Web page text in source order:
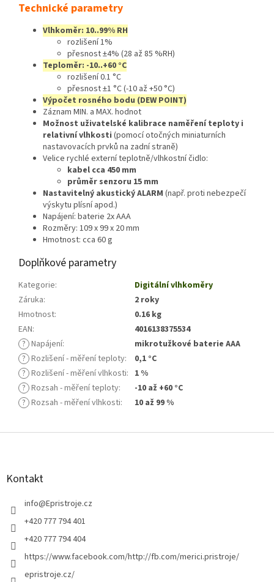
Technické parametry
Vlhkoměr: 10..99% RH
rozlišení 1%
přesnost ±4% (28 až 85 %RH)
Teploměr: -10..+60 °C
rozlišení 0.1 °C
přesnost ±1 °C (-10 až +50 °C)
Výpočet rosného bodu (DEW POINT)
Záznam MIN. a MAX. hodnot
Možnost uživatelské kalibrace naměření teploty i
relativní vlhkosti (pomocí otočných miniaturních
nastavovacích prvků na zadní straně)
Velice rychlé externí teplotně/vlhkostní čidlo:
kabel cca 450 mm
průměr senzoru 15 mm
Nastavitelný akustický ALARM (např. proti nebezpečí
výskytu plísní apod.)
Napájení: baterie 2x AAA
Rozměry: 109 x 99 x 20 mm
Hmotnost: cca 60 g
Doplňkové parametry
Kategorie:
Digitální vlhkoměry
Záruka:
2 roky
Hmotnost:
0.16 kg
EAN:
4016138375534
? Napájení:
mikrotužkové baterie AAA
? Rozlišení - měření teploty:
0,1 °C
? Rozlišení - měření vlhkosti: 1 %
? Rozsah - měření teploty:
-10 až +60 °C
? Rozsah - měření vlhkosti: 10 až 99 %
Z
Kontakt
info@Epristroje.cz
+420 777 794 401
+420 777 794 404
https://www.facebook.com/http://fb.com/merici.pristroje/
epristroje.cz/